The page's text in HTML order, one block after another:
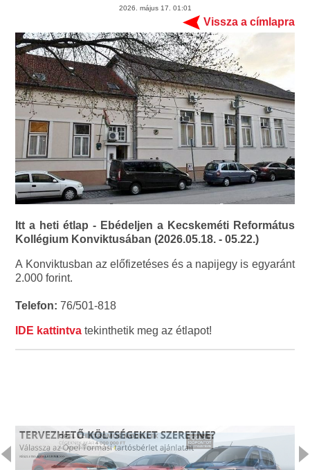
2026. május 17. 01:01
Vissza a címlapra
Itt a heti étlap - Ebédeljen a Kecskeméti Református
Kollégium Konviktusában (2026.05.18. - 05.22.)
A Konviktusban az előfizetéses és a napijegy is egyaránt
2.000 forint.
Telefon: 76/501-818
IDE kattintva tekinthetik meg az étlapot!